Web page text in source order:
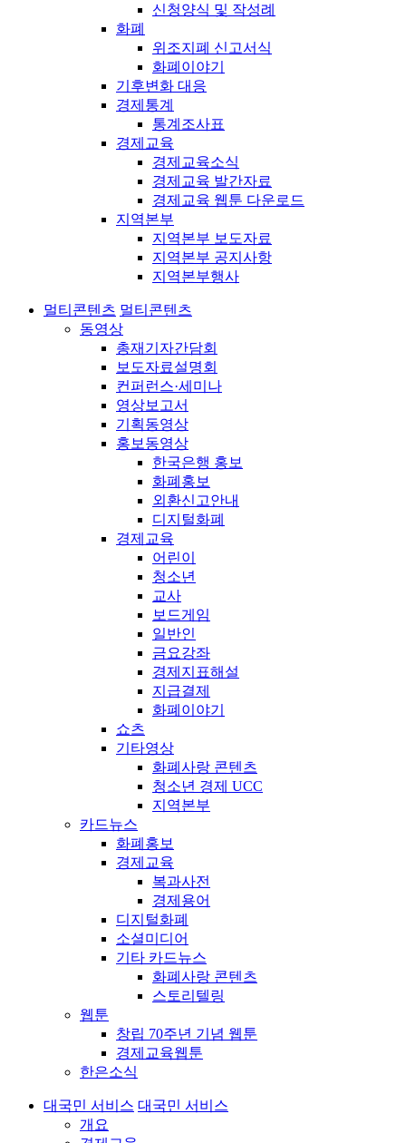
신청양식 및 작성례
화폐
위조지폐 신고서식
화폐이야기
기후변화 대응
경제통계
통계조사표
경제교육
경제교육소식
경제교육 발간자료
경제교육 웹툰 다운로드
지역본부
지역본부 보도자료
지역본부 공지사항
지역본부행사
멀티콘텐츠 멀티콘텐츠
동영상
총재기자간담회
보도자료설명회
컨퍼런스·세미나
영상보고서
기획동영상
홍보동영상
한국은행 홍보
화폐홍보
외환신고안내
디지털화폐
경제교육
어린이
청소년
교사
보드게임
일반인
금요강좌
경제지표해설
지급결제
화폐이야기
쇼츠
기타영상
화폐사랑 콘텐츠
청소년 경제 UCC
지역본부
카드뉴스
화폐홍보
경제교육
복과사전
경제용어
디지털화폐
소셜미디어
기타 카드뉴스
화폐사랑 콘텐츠
스토리텔링
웹툰
창립 70주년 기념 웹툰
경제교육웹툰
한은소식
대국민 서비스 대국민 서비스
개요